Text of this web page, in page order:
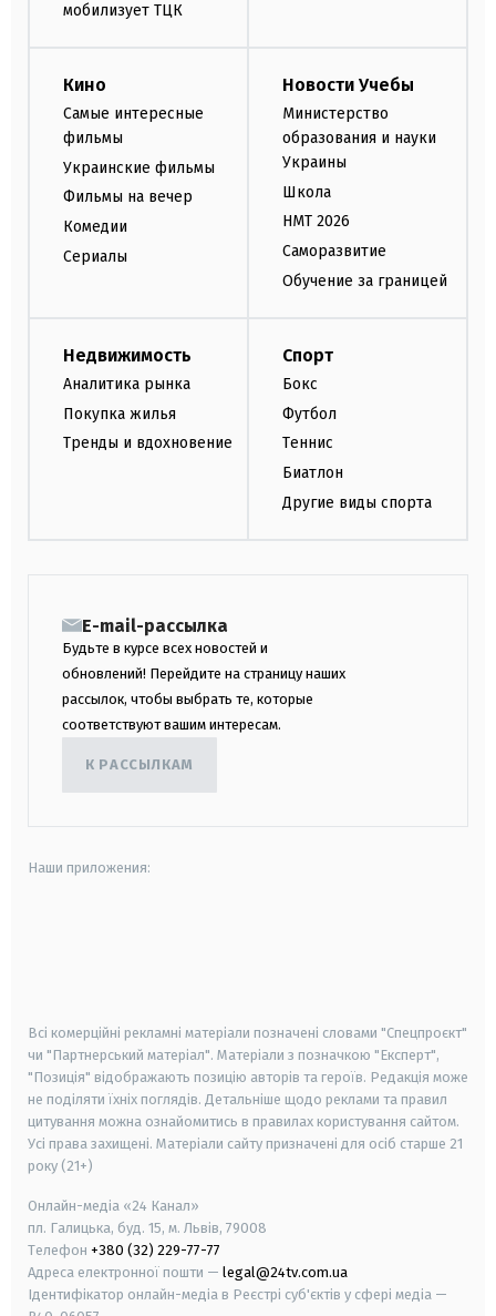
мобилизует ТЦК
Кино
Самые интересные
фильмы
Украинские фильмы
Фильмы на вечер
Комедии
Сериалы
Новости Учебы
Министерство
образования и науки
Украины
Школа
НМТ 2026
Саморазвитие
Обучение за границей
Недвижимость
Аналитика рынка
Покупка жилья
Тренды и вдохновение
Спорт
Бокс
Футбол
Теннис
Биатлон
Другие виды спорта
E-mail-рассылка
Будьте в курсе всех новостей и
обновлений! Перейдите на страницу наших
рассылок, чтобы выбрать те, которые
соответствуют вашим интересам.
К РАССЫЛКАМ
Наши приложения:
Всі комерційні рекламні матеріали позначені словами "Спецпроєкт"
чи "Партнерський матеріал". Матеріали з позначкою "Експерт",
"Позиція" відображають позицію авторів та героїв. Редакція може
не поділяти їхніх поглядів. Детальніше щодо реклами та правил
цитування можна ознайомитись в правилах користування сайтом.
Усі права захищені. Матеріали сайту призначені для осіб старше 21
року (21+)
Онлайн-медіа «24 Канал»
пл. Галицька, буд. 15, м. Львів, 79008
Телефон +380 (32) 229-77-77
Адреса електронної пошти — legal@24tv.com.ua
Ідентифікатор онлайн-медіа в Реєстрі суб'єктів у сфері медіа —